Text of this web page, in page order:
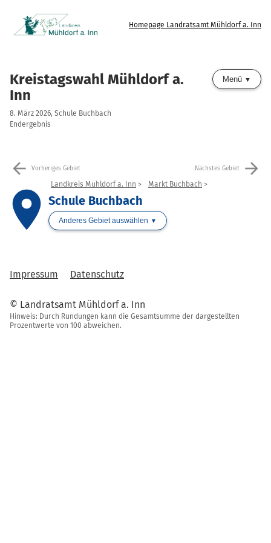
Homepage Landratsamt Mühldorf a. Inn
Kreistagswahl Mühldorf a.
Inn
8. März 2026, Schule Buchbach
Endergebnis
Menü
arrow_back Vorheriges Gebiet Nächstes Gebiet arrow_forward
place
Landkreis Mühldorf a. Inn Markt Buchbach
Schule Buchbach
Anderes Gebiet auswählen
Impressum Datenschutz
© Landratsamt Mühldorf a. Inn
Hinweis: Durch Rundungen kann die Gesamtsumme der dargestellten
Prozentwerte von 100 abweichen.